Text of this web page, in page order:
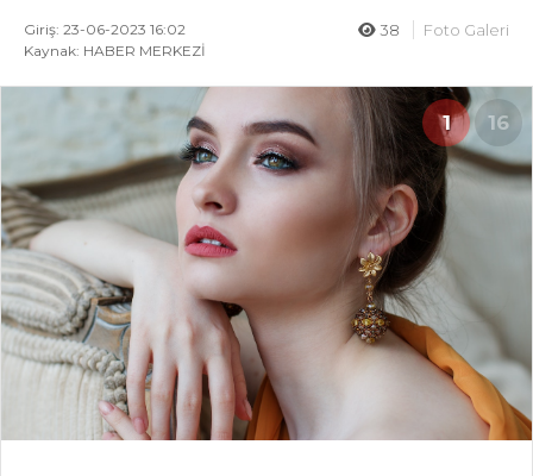
Giriş: 23-06-2023 16:02
Kaynak: HABER MERKEZİ
38 Foto Galeri
1 16